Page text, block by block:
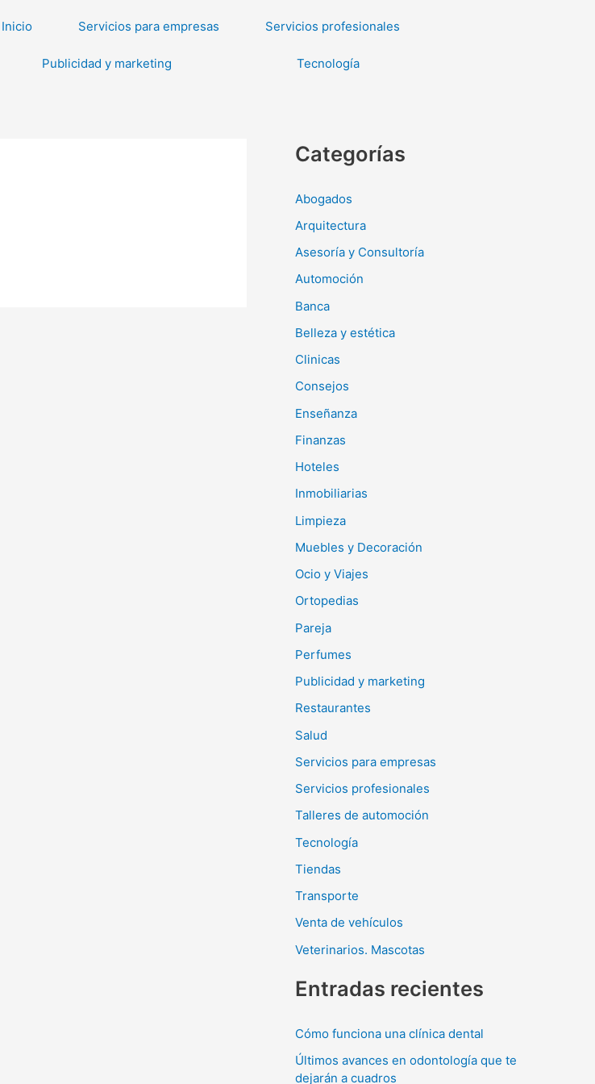
Inicio Servicios para empresas Servicios profesionales
Publicidad y marketing Tecnología
Categorías
Abogados
Arquitectura
Asesoría y Consultoría
Automoción
Banca
Belleza y estética
Clinicas
Consejos
Enseñanza
Finanzas
Hoteles
Inmobiliarias
Limpieza
Muebles y Decoración
Ocio y Viajes
Ortopedias
Pareja
Perfumes
Publicidad y marketing
Restaurantes
Salud
Servicios para empresas
Servicios profesionales
Talleres de automoción
Tecnología
Tiendas
Transporte
Venta de vehículos
Veterinarios. Mascotas
Entradas recientes
Cómo funciona una clínica dental
Últimos avances en odontología que te
dejarán a cuadros